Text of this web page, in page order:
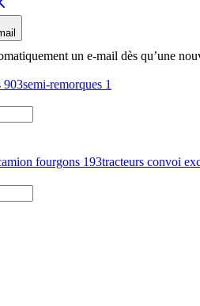
un e-mail dès qu’une
903semi-remorques 1
fourgons 193tracteurs convoi